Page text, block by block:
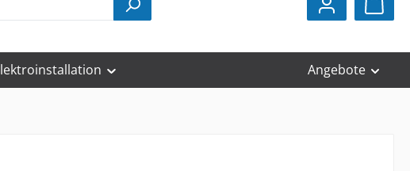
Angebote